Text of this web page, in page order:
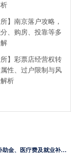
所】南京落户攻略，
、购房、投靠等多
所】彩票店经营权转
性、过户限制与风
析
上一篇：【国樽律所】工伤7级伤残赔偿全解析，一次性补助金、医疗费及就业补助金详解